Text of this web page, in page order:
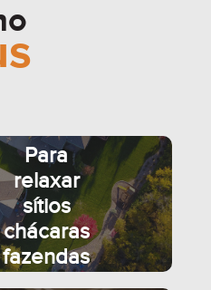
Para
relaxar
sítios
chácaras
fazendas